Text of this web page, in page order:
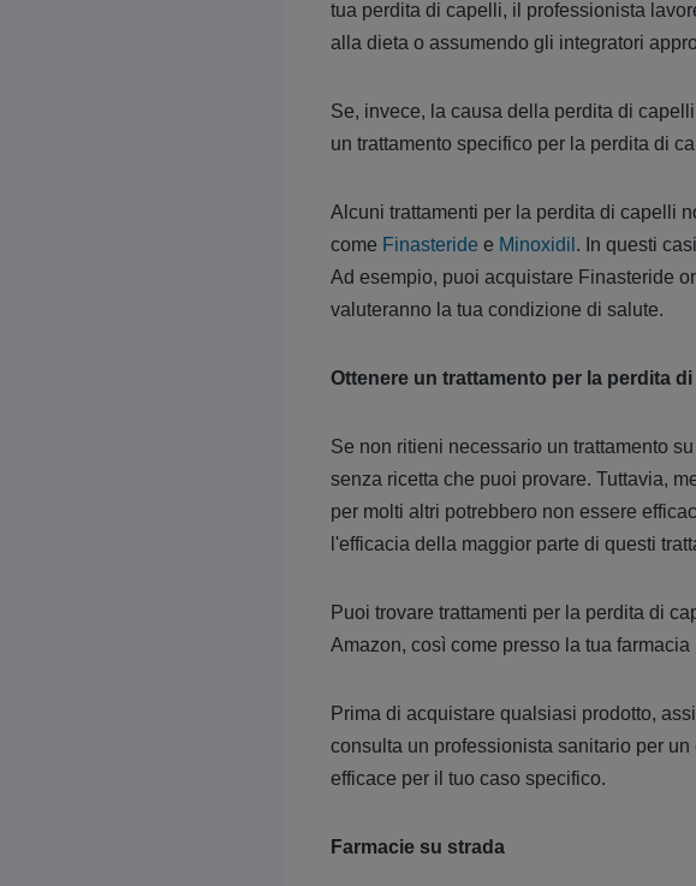
tua perdita di capelli, il professionista
alla dieta o assumendo gli integratori
Se, invece, la causa della perdita di
un trattamento specifico per la perdita di
Alcuni trattamenti per la perdita di capelli
come Finasteride e Minoxidil . In questi
Ad esempio, puoi acquistare Finasteride
valuteranno la tua condizione di salute.
Ottenere un trattamento per la perdita
Se non ritieni necessario un trattamento
senza ricetta che puoi provare. Tuttavia,
per molti altri potrebbero non essere
l'efficacia della maggior parte di questi
Puoi trovare trattamenti per la perdita di
Amazon, così come presso la tua
Prima di acquistare qualsiasi prodotto,
consulta un professionista sanitario per
efficace per il tuo caso specifico.
Farmacie su strada